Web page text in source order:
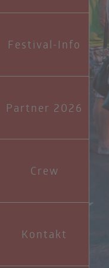
Festival-Info
Partner 2026
Crew
Kontakt